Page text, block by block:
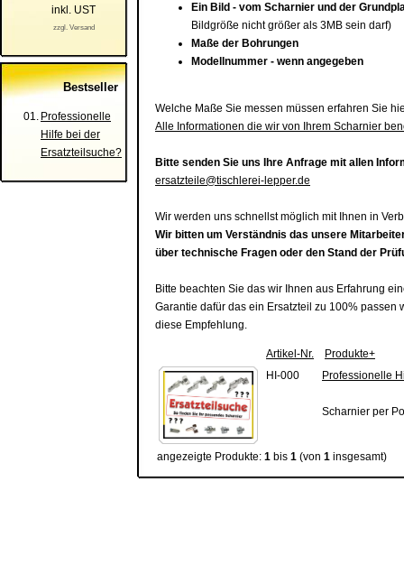
inkl. UST
zzgl. Versand
Bestseller
01. Professionelle
Hilfe bei der
Ersatzteilsuche?
Ein Bild - vom Scharnier und der
Bildgröße nicht größer als 3MB sein darf)
Maße der Bohrungen
Modellnummer - wenn angegeben
Welche Maße Sie messen müssen erfahren Sie
Alle Informationen die wir von Ihrem Scharnier
Bitte senden Sie uns Ihre Anfrage mit allen
ersatzteile@tischlerei-lepper.de
Wir werden uns schnellst möglich mit Ihnen in
Wir bitten um Verständnis das unsere
über technische Fragen oder den Stand der
Bitte beachten Sie das wir Ihnen aus Erfahrung
Garantie dafür das ein Ersatzteil zu 100%
diese Empfehlung.
Artikel-Nr.
Produkte+
HI-000
Professionelle
Scharnier per
angezeigte Produkte: 1 bis 1 (von 1 insgesamt)